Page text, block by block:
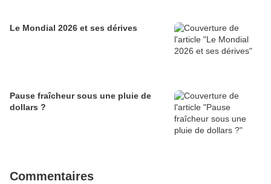
Le Mondial 2026 et ses dérives
Pause fraîcheur sous une pluie de
dollars ?
Commentaires